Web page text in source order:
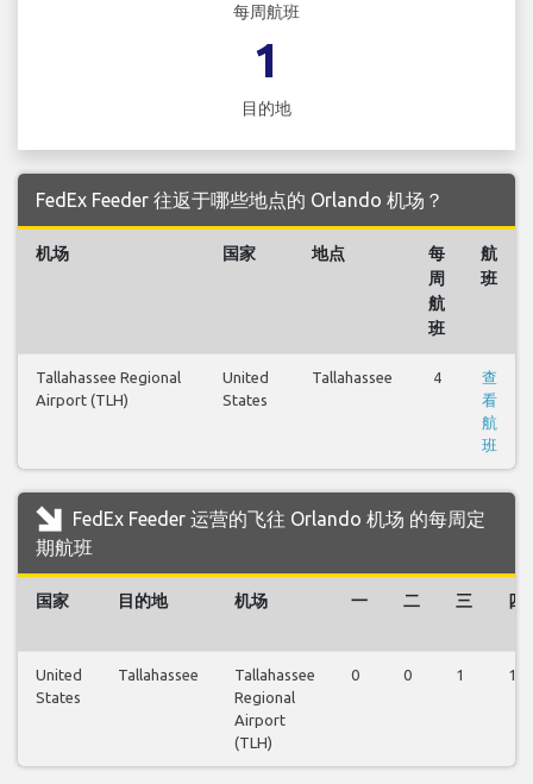
每周航班
1
目的地
FedEx Feeder 往返于哪些地点的 Orlando 机场？
机场 国家 地点
每
周
航
班
航
班
Tallahassee Regional
Airport (TLH)
United
States
Tallahassee 4
查
看
航
班
FedEx Feeder 运营的飞往 Orlando 机场 的每周定
期航班
国家 目的地 机场 一 二 三 四
United
States
Tallahassee
Tallahassee
Regional
Airport
(TLH)
0 0 1 1